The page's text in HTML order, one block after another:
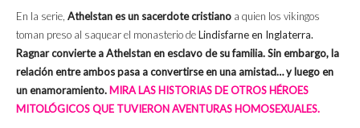
En la serie, Athelstan es un sacerdote cristiano a quien los vikingos
toman preso al saquear el monasterio deLindisfarne en Inglaterra.
Ragnar convierte a Athelstan en esclavo de su familia. Sin embargo, la
relación entre ambos pasa a convertirse en una amistad… y luego en
un enamoramiento. MIRA LAS HISTORIAS DE OTROS HÉROES
MITOLÓGICOS QUE TUVIERON AVENTURAS HOMOSEXUALES.